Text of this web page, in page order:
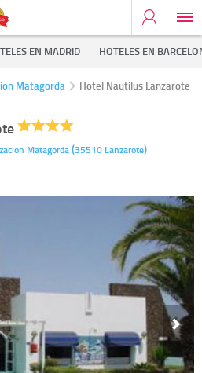
EN MADRID HOTELES EN
Matagorda Hotel Nautilus Lanzarote
Matagorda(35510 Lanzarote)